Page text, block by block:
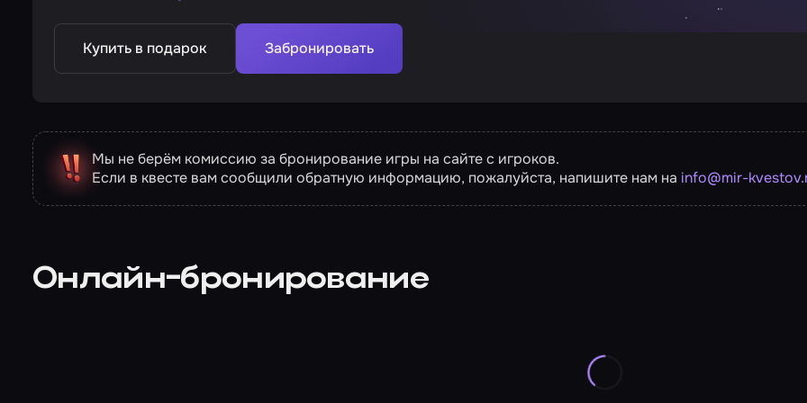
Купить в подарок Забронировать
Мы не берём комиссию за бронирование игры на сайте с игроков.
Если в квесте вам сообщили обратную информацию, пожалуйста, напишите нам на info@mir-
Онлайн-бронирование